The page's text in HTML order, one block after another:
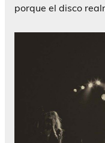
porque el disco